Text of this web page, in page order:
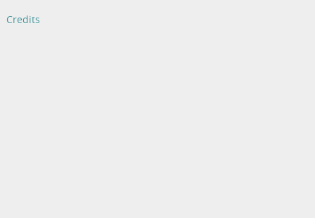
Credits